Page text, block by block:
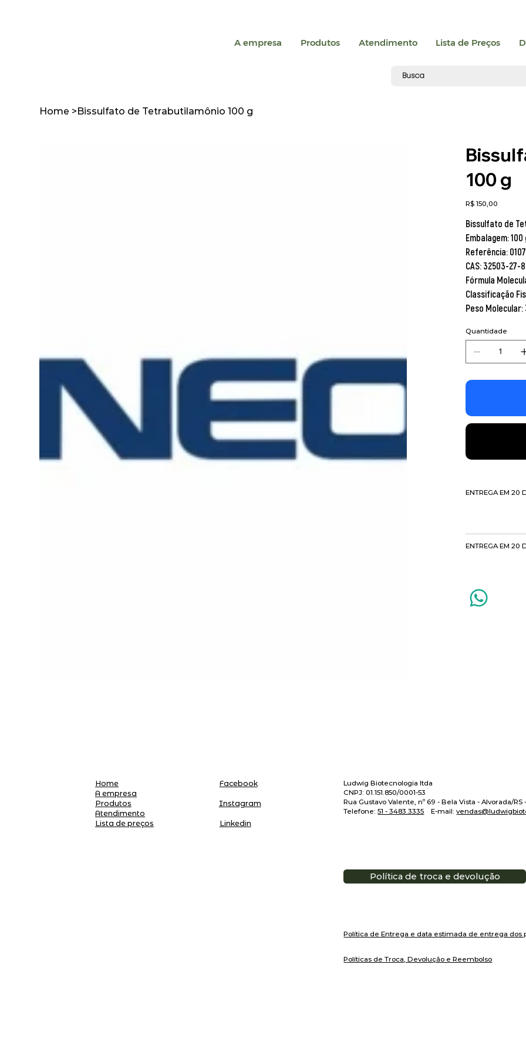
A empresa Produtos Atendimento Lista de Preços
Home >Bissulfato de Tetrabutilamônio 100 g
100 g
Preço
R$ 150,00
Bissulfato de
Embalagem: 100
Referência:
CAS: 32503-27-8
Fórmula
Classificação
Peso Molecular:
Quantidade
ENTREGA EM 20
ENTREGA EM 20
Política de Entrega e data estimada de entrega dos
Políticas de Troca, Devolução e Reembolso
Facebook
Ludwig Biotecnologia ltda
CNPJ: 01.151.850/0001-53
Rua Gustavo Valente, nº 69 - Bela Vista - Alvorada/RS
Telefone:51 - 3483.3335 E-mail:
Home
A empresa
Produtos
Atendimento
Lista de preços
Instagram
Linkedin
Política de troca e devolução